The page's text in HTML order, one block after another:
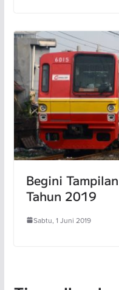
Begini
Tahun 2019
Sabtu, 1 Juni 2019